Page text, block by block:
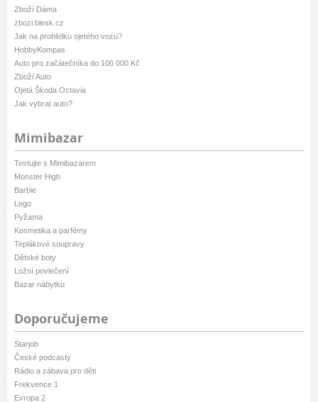
Zboží Dáma
zbozi.blesk.cz
Jak na prohlídku ojetého vozu?
HobbyKompas
Auto pro začátečníka do 100 000 Kč
Zboží Auto
Ojetá Škoda Octavia
Jak vybrat auto?
Mimibazar
Testujte s Mimibazarem
Monster High
Barbie
Lego
Pyžama
Kosmetika a parfémy
Teplákové soupravy
Dětské boty
Ložní povlečení
Bazar nábytku
Doporučujeme
Starjob
České podcasty
Rádio a zábava pro děti
Frekvence 1
Evropa 2